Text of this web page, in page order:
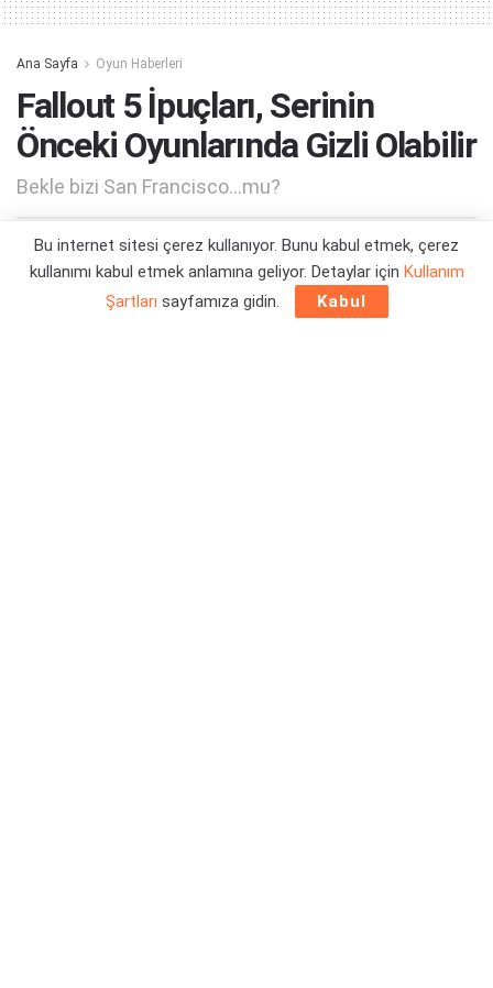
Ana Sayfa Oyun Haberleri
Fallout 5 İpuçları, Serinin
Önceki Oyunlarında Gizli Olabilir
Bekle bizi San Francisco...mu?
Yazar: Orçun Çavuşoğlu 20/10/2025 15:10
Bu internet sitesi çerez kullanıyor. Bunu kabul etmek, çerez
kullanımı kabul etmek anlamına geliyor. Detaylar için Kullanım
Şartları sayfamıza gidin. Kabul